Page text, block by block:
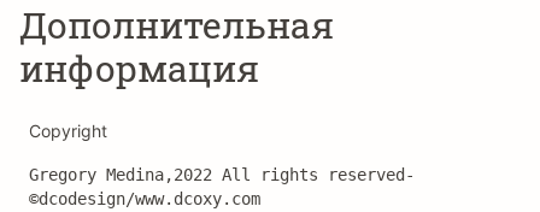
Дополнительная
информация
Copyright
Gregory Medina,2022 All rights reserved-
©dcodesign/www.dcoxy.com